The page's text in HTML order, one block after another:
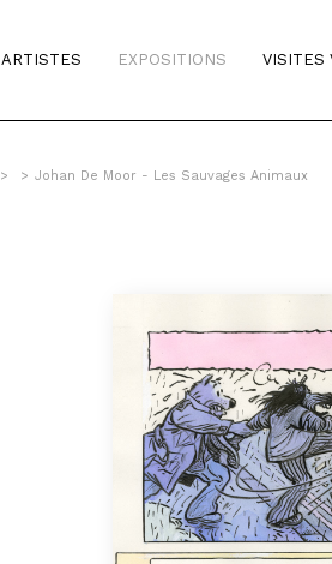
ARTISTES EXPOSITIONS VISITES
> > Johan De Moor - Les Sauvages Animaux